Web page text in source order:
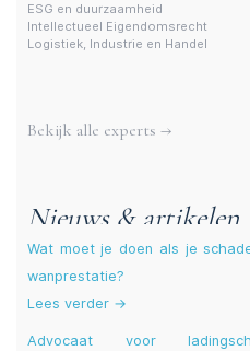
ESG en duurzaamheid
Intellectueel Eigendomsrecht
Logistiek, Industrie en Handel
Meer experts
Bekijk alle experts →
Nieuws & artikelen
Wat moet je doen als je
wanprestatie?
Lees verder →
Advocaat voor